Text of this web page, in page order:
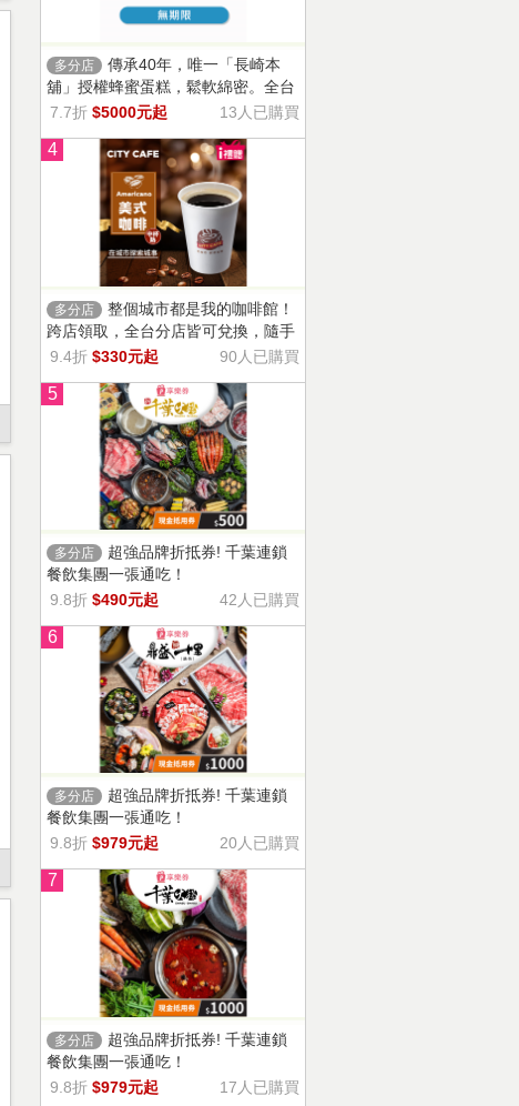
多分店
傳承40年，唯一「長崎本
舖」授權蜂蜜蛋糕，鬆軟綿密。全台
13家門市適用，自選商品，幸福烘焙
7.7折 $5000元起 13人已購買
4
多分店
整個城市都是我的咖啡館！
跨店領取，全台分店皆可兌換，隨手
一杯濃郁香醇，調和酸味，清新果香
9.4折 $330元起 90人已購買
5
多分店
超強品牌折抵券! 千葉連鎖
餐飲集團一張通吃！
9.8折 $490元起 42人已購買
6
多分店
超強品牌折抵券! 千葉連鎖
餐飲集團一張通吃！
9.8折 $979元起 20人已購買
7
多分店
超強品牌折抵券! 千葉連鎖
餐飲集團一張通吃！
9.8折 $979元起 17人已購買